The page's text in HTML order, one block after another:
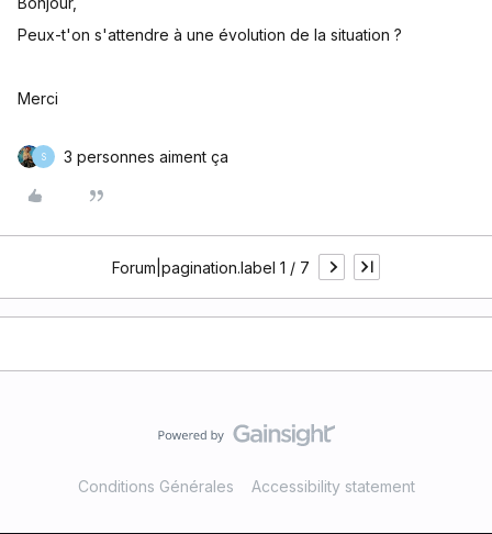
Peux-t'on s'attendre à une évolution de la situation ?
Merci
S 3 personnes aiment ça
Forum|pagination.label 1 / 7
Conditions Générales Accessibility statement